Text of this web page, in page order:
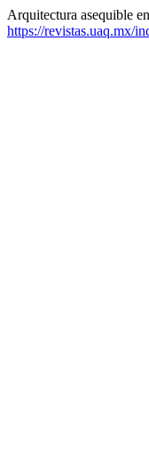
Arquitectura asequible
https://revistas.uaq.mx/